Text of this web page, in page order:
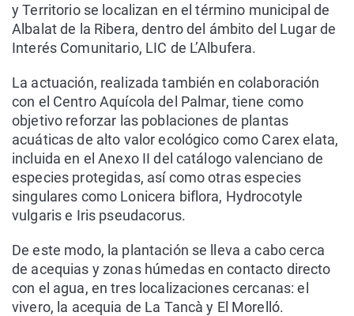
y Territorio se localizan en el término municipal de
Albalat de la Ribera, dentro del ámbito del Lugar de
Interés Comunitario, LIC de L’Albufera.
La actuación, realizada también en colaboración
con el Centro Aquícola del Palmar, tiene como
objetivo reforzar las poblaciones de plantas
acuáticas de alto valor ecológico como Carex elata,
incluida en el Anexo II del catálogo valenciano de
especies protegidas, así como otras especies
singulares como Lonicera biflora, Hydrocotyle
vulgaris e Iris pseudacorus.
De este modo, la plantación se lleva a cabo cerca
de acequias y zonas húmedas en contacto directo
con el agua, en tres localizaciones cercanas: el
vivero, la acequia de La Tancà y El Morelló.